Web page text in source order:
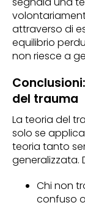
attraverso di
equilibrio
non riesce a
del trauma
La teoria del
solo se
teoria tanto
generalizzata.
Chi non
confuso